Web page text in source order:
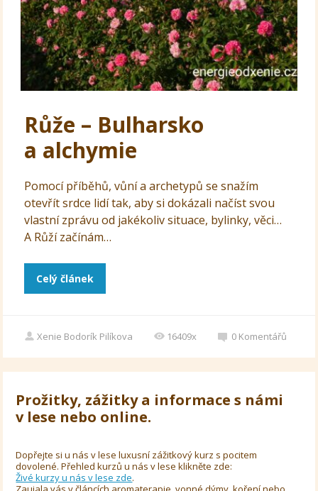
Růže – Bulharsko
a alchymie
Pomocí příběhů, vůní a archetypů se snažím
otevřít srdce lidí tak, aby si dokázali načíst svou
vlastní zprávu od jakékoliv situace, bylinky, věci…
A Růží začínám…
Celý článek
Xenie Bodorík Pilíkova 16409x 0 Komentářů
Prožitky, zážitky a informace s námi
v lese nebo online.
Dopřejte si u nás v lese luxusní zážitkový kurz s pocitem
dovolené. Přehled kurzů u nás v lese klikněte zde:
Živé kurzy u nás v lese zde.